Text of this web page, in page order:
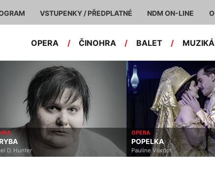
VSTUPENKY / PŘEDPLATNÉ NDM ON-LINE
OPERA / ČINOHRA / BALET /
D. Hunter
OPERA
POPELKA
Pauline Viardot